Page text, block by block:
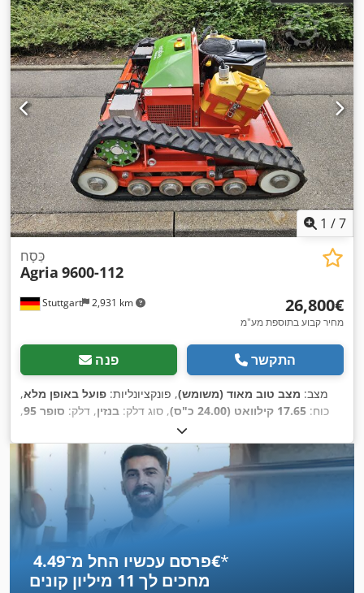
1 /7
Stuttgart 2,931 km
כַּסָח
Agria 9600-112
‏26,800 ‏€
מחיר קבוע בתוספת מע"מ
פנה התקשר
מצב: מצב טוב מאוד (משומש), פונקציונליות: פועל באופן מלא,
כוח: 17.65 קילוואט (24.00 כ"ס) , סוג דלק: בנזין, דלק: סופר 95
,
סוג תמסורת:
פרסם עכשיו החל מ־‏4.49 ‏€*
מחכים לך 11 מיליון קונים